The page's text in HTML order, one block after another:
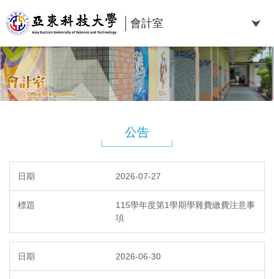
到
主
要
內
容
區
會計室
公告
2026-07-27
115學年度第1學期學雜費繳費注意事
項
2026-06-30